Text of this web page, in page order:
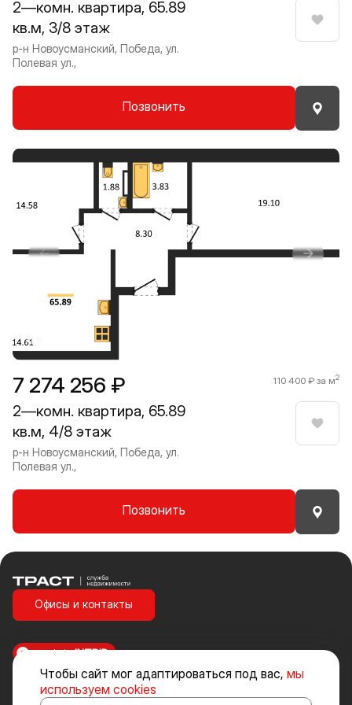
2—комн. квартира, 65.89
кв.м, 3/8 этаж
р-н Новоусманский, Победа, ул.
Полевая ул.,
Позвонить
7 274 256 ₽ 110 400 ₽ за м2
2—комн. квартира, 65.89
кв.м, 4/8 этаж
р-н Новоусманский, Победа, ул.
Полевая ул.,
Позвонить
1 / 8
Прокрутить влево
Чтобы сайт мог адаптироваться под вас, мы
используем cookies
Траст | Служба недвижимости
Офисы и контакты
Стоимость объектов недвижимости и иных товаров и услуг, не
включенных в «Прайс-лист» носит исключительно информационный
made inINTRID